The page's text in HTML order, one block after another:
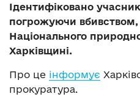
Ідентифіковано
погрожуючи вбивством,
Національного
Харківщині.
Про це інформує
прокуратура.